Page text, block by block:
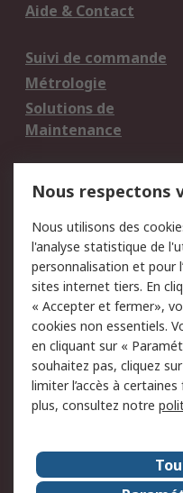
Aide & Contact
Suivi de commande
Métrologie
Solutions de
Maintenance
du site
Politique de
des données - Mise à
jour
Conditions générales
de vente
Campagnes
A propos de RS
A propos de RS France
Le groupe RS Group
Nous respectons
Nous utilisons des
l'analyse statistique de
personnalisation et pour
sites internet tiers. En
« Accepter et fermer»,
cookies non essentiels.
en cliquant sur «
souhaitez pas, cliquez
limiter l’accès à
plus, consultez notre